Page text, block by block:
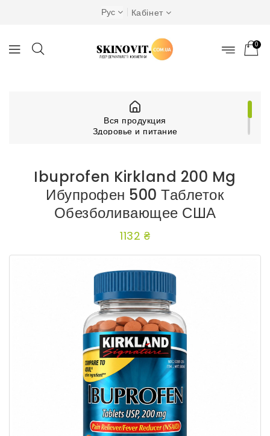
Рус Кабінет
0
Вся продукция
Здоровье и питание
Ibuprofen Kirkland 200 Mg
Ибупрофен 500 Таблеток
Обезболивающее США
1132 ₴